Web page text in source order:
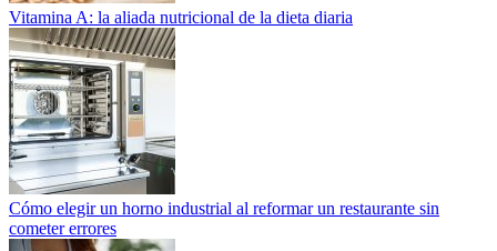
Vitamina A: la aliada nutricional de la dieta diaria
Cómo elegir un horno industrial al reformar un restaurante sin
cometer errores